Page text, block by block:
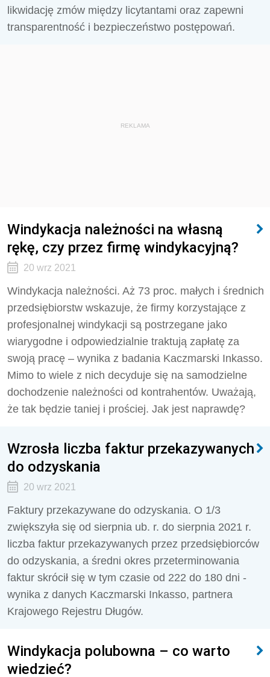
likwidację zmów między licytantami oraz zapewni
transparentność i bezpieczeństwo postępowań.
REKLAMA
Windykacja należności na własną
rękę, czy przez firmę windykacyjną?
20 wrz 2021
Windykacja należności. Aż 73 proc. małych i średnich
przedsiębiorstw wskazuje, że firmy korzystające z
profesjonalnej windykacji są postrzegane jako
wiarygodne i odpowiedzialnie traktują zapłatę za
swoją pracę – wynika z badania Kaczmarski Inkasso.
Mimo to wiele z nich decyduje się na samodzielne
dochodzenie należności od kontrahentów. Uważają,
że tak będzie taniej i prościej. Jak jest naprawdę?
Wzrosła liczba faktur przekazywanych
do odzyskania
20 wrz 2021
Faktury przekazywane do odzyskania. O 1/3
zwiększyła się od sierpnia ub. r. do sierpnia 2021 r.
liczba faktur przekazywanych przez przedsiębiorców
do odzyskania, a średni okres przeterminowania
faktur skrócił się w tym czasie od 222 do 180 dni -
wynika z danych Kaczmarski Inkasso, partnera
Krajowego Rejestru Długów.
Windykacja polubowna – co warto
wiedzieć?